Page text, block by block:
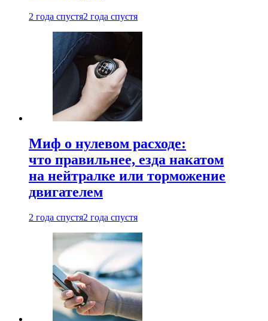
2 года спустя2 года спустя
Миф о нулевом расходе:
что правильнее, езда накатом
на нейтралке или торможение
двигателем
2 года спустя2 года спустя